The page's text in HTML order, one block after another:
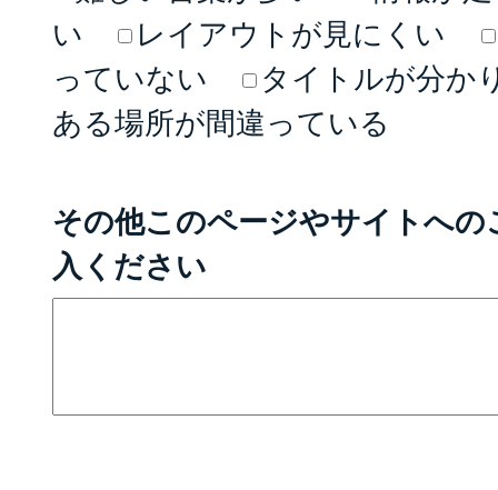
い
レイアウトが見にくい
っていない
タイトルが分か
ある場所が間違っている
その他このページやサイトへ
入ください